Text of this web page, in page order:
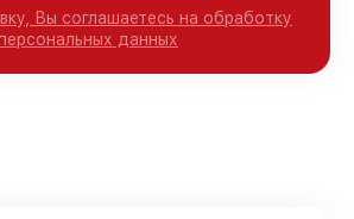
Вы соглашаетесь на обработку
данных